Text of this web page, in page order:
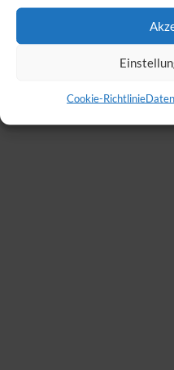
Cookie-Richtlinie